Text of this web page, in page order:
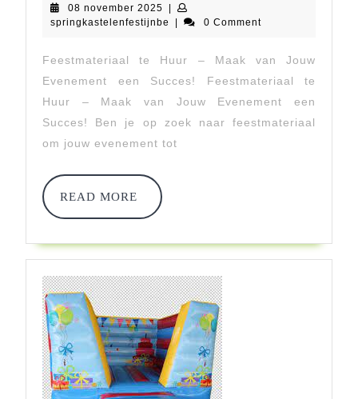
Huur
–
Maak
Jouw
Feest
08 november 2025 08
november
|
springkastelenfestijnbe springkastelenfestijnbe
| 0 Comment
Feestmateriaal te Huur – Maak van Jouw
Evenement een Succes! Feestmateriaal te
Huur – Maak van Jouw Evenement een
Succes! Ben je op zoek naar feestmateriaal
om jouw evenement tot
READ MORE
READ
MORE